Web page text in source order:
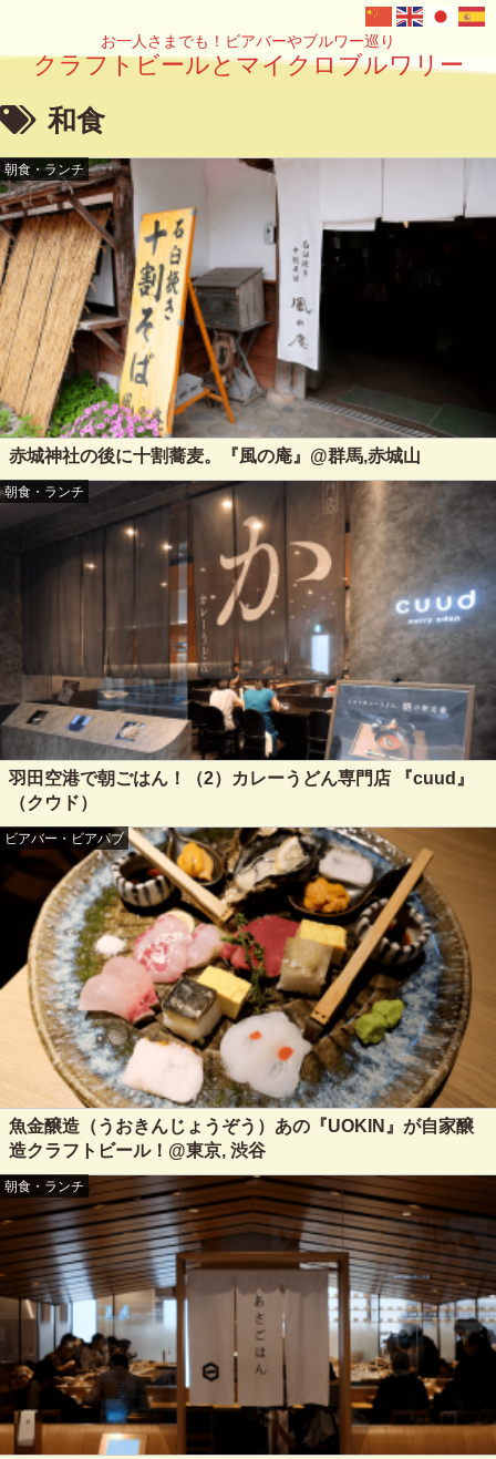
お一人さまでも！ビアバーやブルワー巡り
クラフトビールとマイクロブルワリー
和食
朝食・ランチ
赤城神社の後に十割蕎麦。『風の庵』@群馬,赤城山
朝食・ランチ
羽田空港で朝ごはん！（2）カレーうどん専門店 『cuud』
（クウド）
ビアバー・ビアパブ
魚金醸造（うおきんじょうぞう）あの『UOKIN』が自家醸
造クラフトビール！@東京, 渋谷
朝食・ランチ